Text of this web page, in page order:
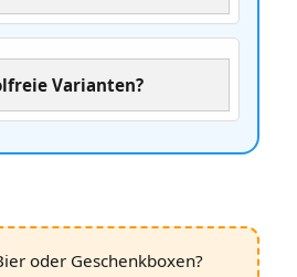
Varianten?
oder Geschenkboxen?